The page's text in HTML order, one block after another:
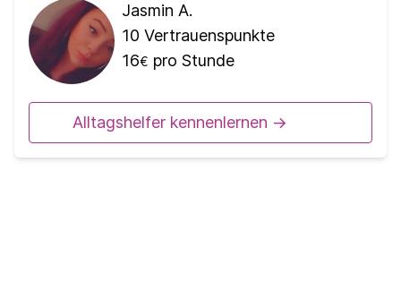
Jasmin A.
10 Vertrauenspunkte
16€ pro Stunde
Alltagshelfer kennenlernen ->